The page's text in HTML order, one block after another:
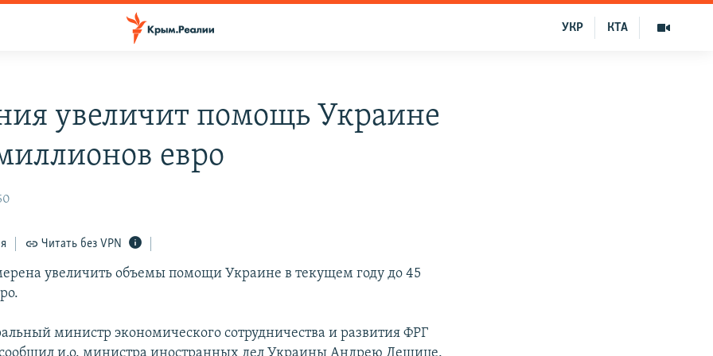
КТА
УКР
увеличит помощь Украине
евро
Читать без VPN
увеличить объемы помощи Украине в текущем году до 45
министр экономического сотрудничества и развития ФРГ